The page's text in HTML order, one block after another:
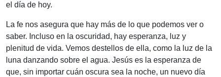
el día de hoy.
La fe nos asegura que hay más de lo que podemos ver o
saber. Incluso en la oscuridad, hay esperanza, luz y
plenitud de vida. Vemos destellos de ella, como la luz de la
luna danzando sobre el agua. Jesús es la esperanza de
que, sin importar cuán oscura sea la noche, un nuevo día